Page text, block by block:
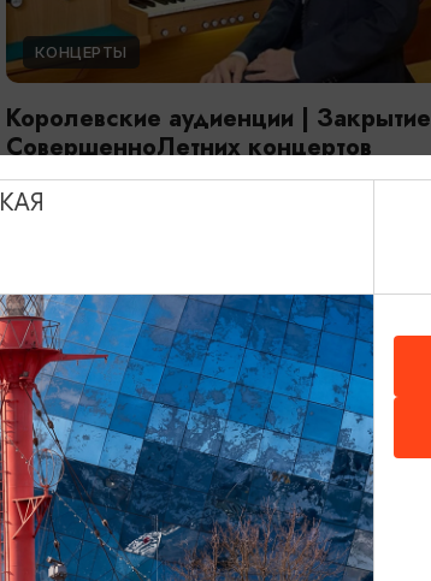
КОНЦЕРТЫ
Королевские аудиенции | Закрытие
СовершенноЛетних концертов
23.08.2026 18:00
ОТ 500₽